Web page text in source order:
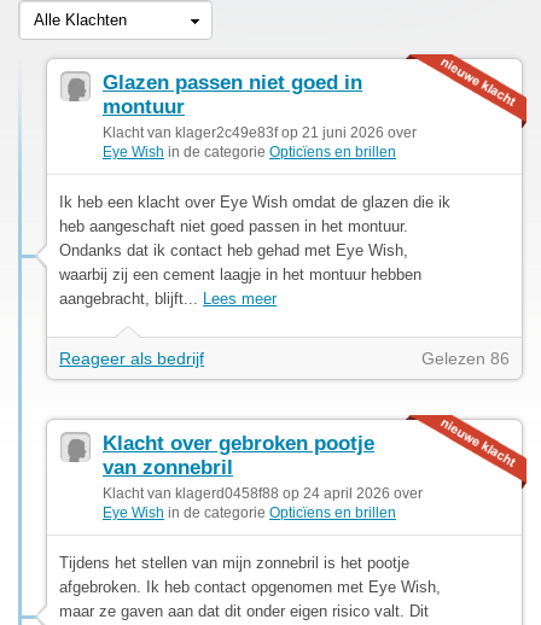
Alle Klachten
Glazen passen niet goed in
montuur
Klacht van klager2c49e83f op 21 juni 2026 over
Eye Wish in de categorie Opticïens en brillen
Ik heb een klacht over Eye Wish omdat de glazen die ik
heb aangeschaft niet goed passen in het montuur.
Ondanks dat ik contact heb gehad met Eye Wish,
waarbij zij een cement laagje in het montuur hebben
aangebracht, blijft... Lees meer
Reageer als bedrijf Gelezen 86
Klacht over gebroken pootje
van zonnebril
Klacht van klagerd0458f88 op 24 april 2026 over
Eye Wish in de categorie Opticïens en brillen
Tijdens het stellen van mijn zonnebril is het pootje
afgebroken. Ik heb contact opgenomen met Eye Wish,
maar ze gaven aan dat dit onder eigen risico valt. Dit